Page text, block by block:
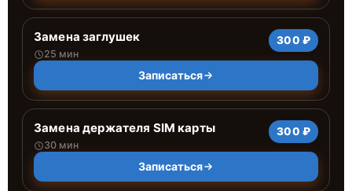
Замена заглушек
25 мин
300 ₽
Записаться
Замена держателя SIM карты
30 мин
300 ₽
Записаться